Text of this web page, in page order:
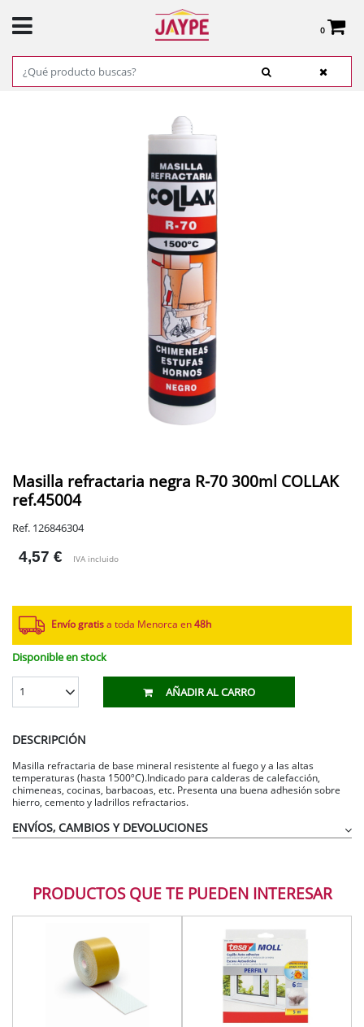
0
Total:
0,00 €
VER CESTA
Masilla refractaria negra R-70 300ml COLLAK
ref.45004
Ref. 126846304
4,57 € IVA incluido
Envío gratis a toda Menorca en 48h
Disponible en stock
1 AÑADIR AL CARRO
DESCRIPCIÓN
Masilla refractaria de base mineral resistente al fuego y a las altas
temperaturas (hasta 1500ºC).Indicado para calderas de calefacción,
chimeneas, cocinas, barbacoas, etc. Presenta una buena adhesión sobre
hierro, cemento y ladrillos refractarios.
ENVÍOS, CAMBIOS Y DEVOLUCIONES
PRODUCTOS QUE TE PUEDEN INTERESAR